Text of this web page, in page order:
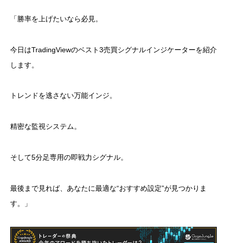
「勝率を上げたいなら必見。
今日はTradingViewのベスト3売買シグナルインジケーターを紹介
します。
トレンドを逃さない万能インジ。
精密な監視システム。
そして5分足専用の即戦力シグナル。
最後まで見れば、あなたに最適な“おすすめ設定”が見つかりま
す。」